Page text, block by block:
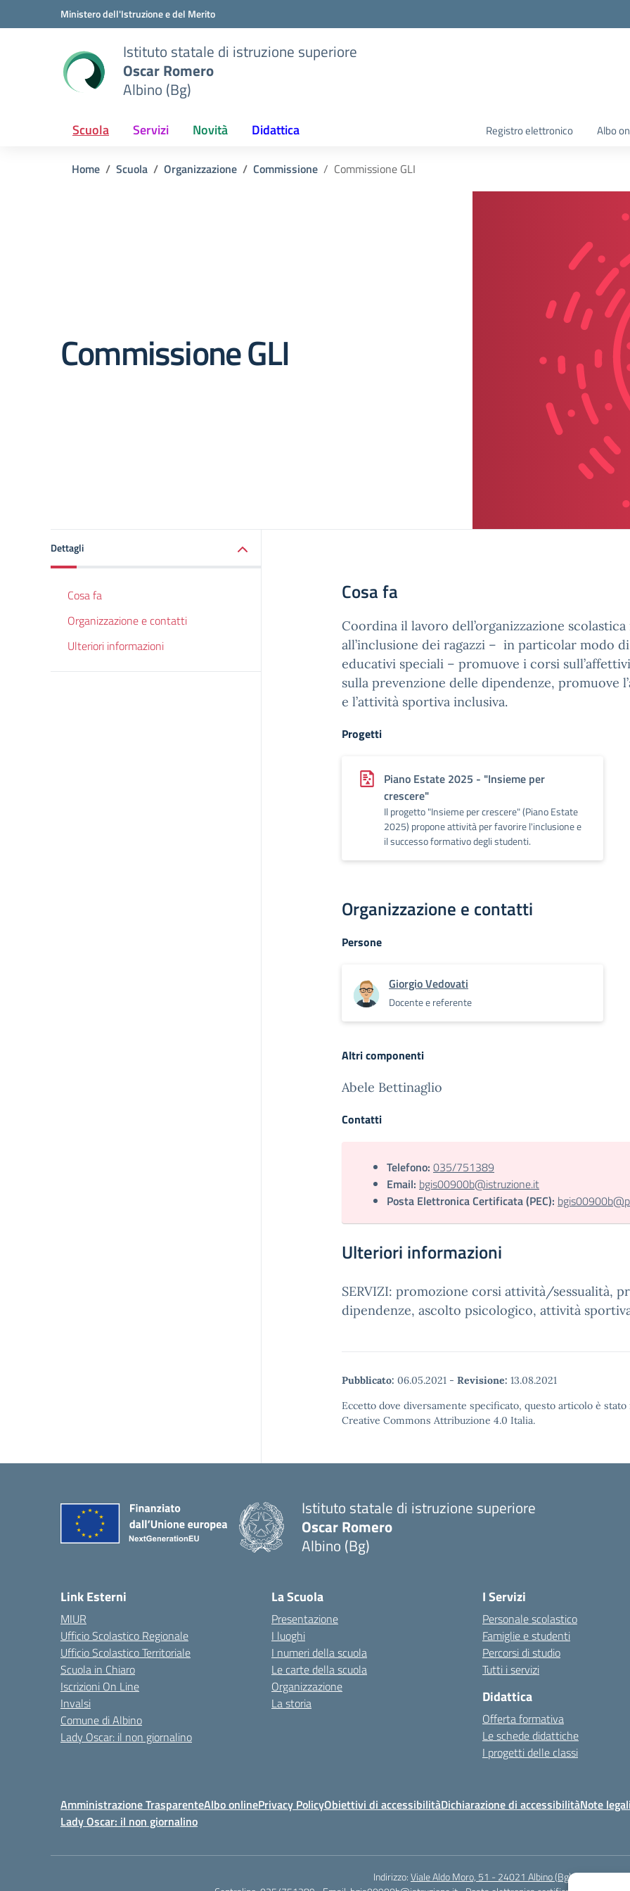
Vai ai contenuti
Vai al menu di navigazioneMinistero dell'Istruzione e del Merito
Istituto statale di istruzione superiore
Oscar Romero
Albino (Bg)
Scuola Servizi Novità Didattica Registro elettronico Albo
Home Scuola Organizzazione Commissione Commissione GLI
Commissione GLI
Dettagli
Cosa fa
Organizzazione e contatti
Ulteriori informazioni
Cosa fa
Coordina il lavoro dell’organizzazione
all’inclusione dei ragazzi – in particolar modo
educativi speciali – promuove i corsi
sulla prevenzione delle dipendenze, promuove
e l’attività sportiva inclusiva.
Progetti
Piano Estate 2025 - "Insieme per
crescere"
Il progetto "Insieme per crescere" (Piano Estate
2025) propone attività per favorire l'inclusione e
il successo formativo degli studenti.
Organizzazione e contatti
Persone
Giorgio Vedovati
Docente e referente
Altri componenti
Abele Bettinaglio
Contatti
Telefono: 035/751389
Email: bgis00900b@istruzione.it
Posta Elettronica Certificata (PEC):
Ulteriori informazioni
SERVIZI: promozione corsi attività/sessualità,
dipendenze, ascolto psicologico, attività
Pubblicato: 06.05.2021 - Revisione: 13.08.2021
Eccetto dove diversamente specificato, questo articolo è
Creative Commons Attribuzione 4.0 Italia.
Istituto statale di istruzione superiore
Oscar Romero
Albino (Bg)
Link Esterni
MIUR
Ufficio Scolastico Regionale
Ufficio Scolastico Territoriale
Scuola in Chiaro
Iscrizioni On Line
Invalsi
Comune di Albino
Lady Oscar: il non giornalino
La Scuola
Presentazione
I luoghi
I numeri della scuola
Le carte della scuola
Organizzazione
La storia
I Servizi
Personale scolastico
Famiglie e studenti
Percorsi di studio
Tutti i servizi
Didattica
Offerta formativa
Le schede didattiche
I progetti delle classi
Amministrazione TrasparenteAlbo onlinePrivacy PolicyObiettivi di accessibilitàDichiarazione di accessibilitàNote legali
Lady Oscar: il non giornalino
Indirizzo:Viale Aldo Moro, 51 - 24021 Albino (Bg)